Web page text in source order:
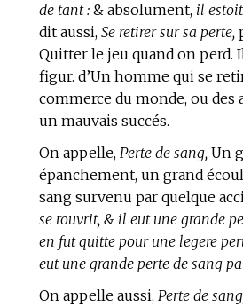
de tant : & absolument, il
dit aussi,Se retirer sur sa perte,
Quitter le jeu quand on perd.
figur. d’Un homme qui se
commerce du monde, ou des
un mauvais succés.
On appelle, Perte de sang, Un
épanchement, un grand
sang survenu par quelque
se rouvrit, & il eut une grande
en fut quitte pour une legere
eut une grande perte de sang
On appelle aussi, Perte de